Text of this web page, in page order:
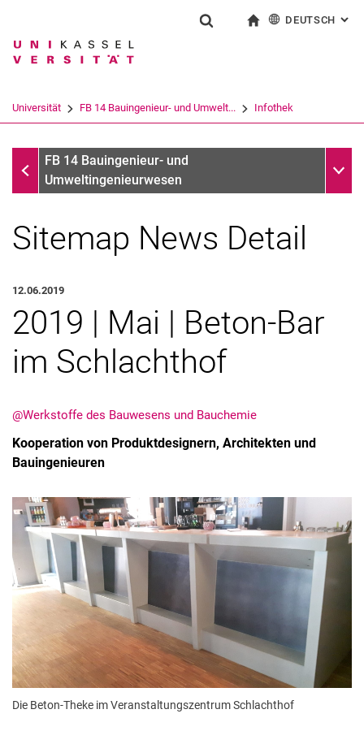
Springe direkt zu: Inhalt
Springe direkt zu: Suche
Springe direkt zu:
Suchbegriff
Suchen (öffnet externen Link in einem
DEUTSCH :
Universität FB 14 Bauingenieur- und Umwelt... Infothek
InfothekFB 14 Bauingenieur- und
Umweltingenieurwesen
Alle Meldungen
Alle Termine
Meldungen: Forschung
Meldungen: Stu­di­um
Meldungen: Institute
Infothek: Studienservice
Newswall der Fachgebiete
Suche
Sitemap News Detail
12.06.2019
2019 | Mai | Be­ton-Bar
im Schlacht­hof
@Werkstoffe des Bauwesens und Bauchemie
Kooperation von Produktdesignern, Architekten und
Bauingenieuren
Die Beton-Theke im Veranstaltungszentrum Schlachthof